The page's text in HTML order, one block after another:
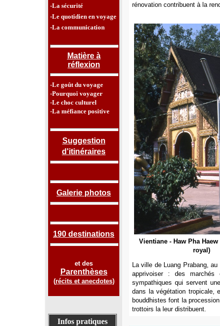
-La sécurité
-Le quotidien en voyage
-La communication
Matière à
réflexion
-Le goût du voyage
-Pourquoi voyager
-Le choc culturel
-La méfiance positive
Suggestion
d'itinéraires
Galerie photos
190 destinations
et des
Parenthèses
(récits et anecdotes)
Infos pratiques
rénovation contribuent à la
Vientiane - Haw Pha
royal)
La ville de Luang Prabang,
apprivoiser : des marchés
sympathiques qui servent
dans la végétation tropicale,
bouddhistes font la
trottoirs la leur distribuent.